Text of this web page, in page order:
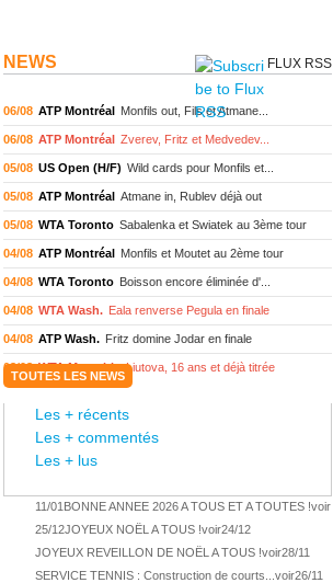
NEWS FLUX RSS
06/08 ATP Montréal Monfils out, Fils et Atmane...
06/08 ATP Montréal Zverev, Fritz et Medvedev...
05/08 US Open (H/F) Wild cards pour Monfils et...
05/08 ATP Montréal Atmane in, Rublev déjà out
05/08 WTA Toronto Sabalenka et Swiatek au 3ème tour
04/08 ATP Montréal Monfils et Moutet au 2ème tour
04/08 WTA Toronto Boisson encore éliminée d'...
04/08 WTA Wash. Eala renverse Pegula en finale
04/08 ATP Wash. Fritz domine Jodar en finale
03/08 WTA Memphis Liutova, 16 ans et déjà titrée
ATP Los Cabos
WTA Wash.
ATP Los Cabos Géa en finale !
ATP Los Cabos 1ère 1/2 finale pour Géa
TOUTES LES NEWS
Les + récents
Les + commentés
Les + lus
11/01 BONNE ANNEE 2026 A TOUS ET A TOUTES !voir
25/12JOYEUX NOËL A TOUS !voir24/12
JOYEUX REVEILLON DE NOËL A TOUS !voir28/11
SERVICE TENNIS : Construction de courts... voir26/11